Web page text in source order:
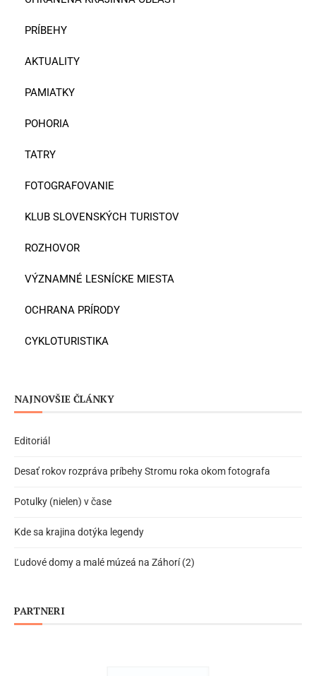
PRÍBEHY
AKTUALITY
PAMIATKY
POHORIA
TATRY
FOTOGRAFOVANIE
KLUB SLOVENSKÝCH TURISTOV
ROZHOVOR
VÝZNAMNÉ LESNÍCKE MIESTA
OCHRANA PRÍRODY
CYKLOTURISTIKA
NAJNOVŠIE ČLÁNKY
Editoriál
Desať rokov rozpráva príbehy Stromu roka okom fotografa
Potulky (nielen) v čase
Kde sa krajina dotýka legendy
Ľudové domy a malé múzeá na Záhorí (2)
PARTNERI